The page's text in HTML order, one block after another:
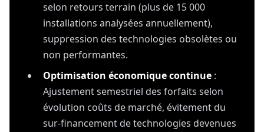
selon retours terrain (plus de 15 000
installations analysées annuellement),
suppression des technologies obsolètes ou
non performantes.
Optimisation économique continue :
Ajustement semestriel des forfaits selon
évolution coûts de marché, évitement du
sur-financement de technologies devenues